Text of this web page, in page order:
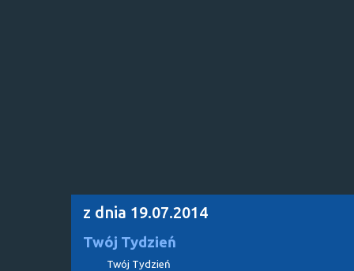
z dnia 19.07.2014
Twój Tydzień
Twój Tydzień